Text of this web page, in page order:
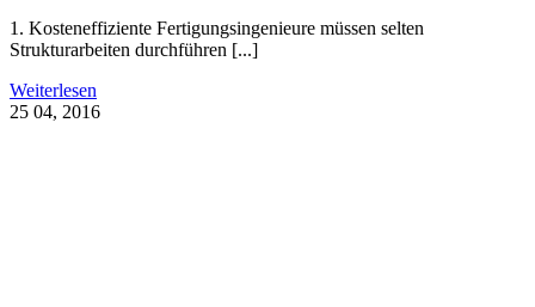
1. Kosteneffiziente Fertigungsingenieure müssen selten
Strukturarbeiten durchführen [...]
Weiterlesen
25 04, 2016